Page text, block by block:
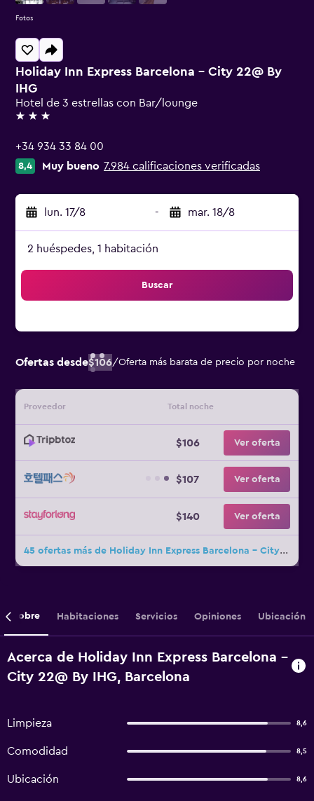
Holiday Inn Express Barcelona - City 22@ By
IHG
Hotel de 3 estrellas con Bar/lounge
3 estrellas
+34 934 33 84 00
8,4 Muy bueno 7.984 calificaciones verificadas
lun. 17/8 - mar. 18/8
2 huéspedes, 1 habitación
Buscar
Ofertas desde$106/Oferta más barata de precio por noche
Proveedor Total noche
$106 Ver oferta
$107 Ver oferta
$140 Ver oferta
45 ofertas más de Holiday Inn Express Barcelona - City 22@ By IHG
Fotos
Sobre Habitaciones Servicios Opiniones Ubicación
Acerca de Holiday Inn Express Barcelona -
City 22@ By IHG, Barcelona
Limpieza 8,6
Comodidad 8,5
Ubicación 8,6